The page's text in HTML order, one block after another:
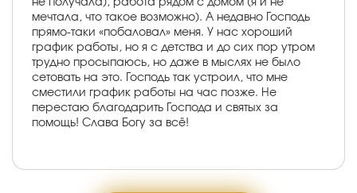
не получала), работа рядом с домом (я и не
мечтала, что такое возможно). А недавно Господь
прямо-таки «побаловал» меня. У нас хороший
график работы, но я с детства и до сих пор утром
трудно просыпаюсь, но даже в мыслях не было
сетовать на это. Господь так устроил, что мне
сместили график работы на час позже. Не
перестаю благодарить Господа и святых за
помощь! Слава Богу за всё!